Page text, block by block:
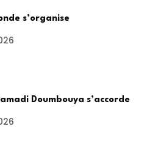
s’organise
Doumbouya s’accorde